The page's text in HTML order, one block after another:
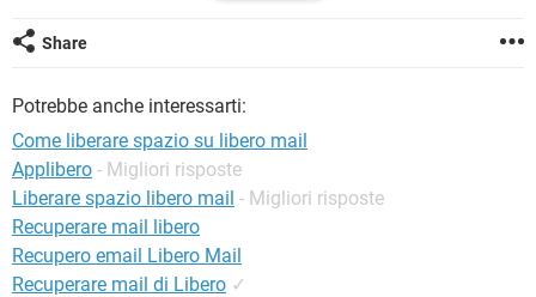
funzionare bene ....)
Share
Potrebbe anche interessarti:
Come liberare spazio su libero mail
Applibero - Migliori risposte
Liberare spazio libero mail - Migliori risposte
Recuperare mail libero
Recupero email Libero Mail
Recuperare mail di Libero ✓